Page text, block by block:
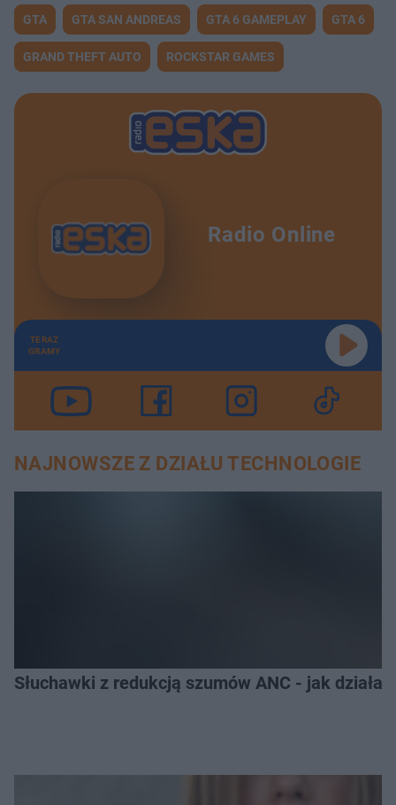
GTA GTA SAN ANDREAS GTA 6 GAMEPLAY GTA 6
GRAND THEFT AUTO ROCKSTAR GAMES
Radio Online
TERAZ
GRAMY
NAJNOWSZE Z DZIAŁU TECHNOLOGIE
Słuchawki z redukcją szumów ANC - jak